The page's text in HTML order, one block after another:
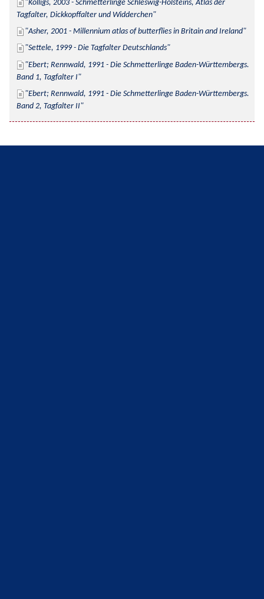
Kolligs, 2003 - Schmetterlinge Schleswig-Holsteins, Atlas der
Tagfalter, Dickkopffalter und Widderchen
Asher, 2001 - Millennium atlas of butterflies in Britain and Ireland
Settele, 1999 - Die Tagfalter Deutschlands
Ebert; Rennwald, 1991 - Die Schmetterlinge Baden-Württembergs.
Band 1, Tagfalter I
Ebert; Rennwald, 1991 - Die Schmetterlinge Baden-Württembergs.
Band 2, Tagfalter II